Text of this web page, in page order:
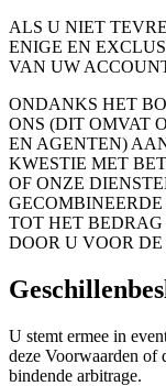
ALS U NIET
ENIGE EN
VAN UW
ONDANKS HET
ONS (DIT OMVAT
EN AGENTEN)
KWESTIE MET
OF ONZE
TOT HET
DOOR U VOOR
U stemt ermee in
deze Voorwaarden of
bindende arbitrage.